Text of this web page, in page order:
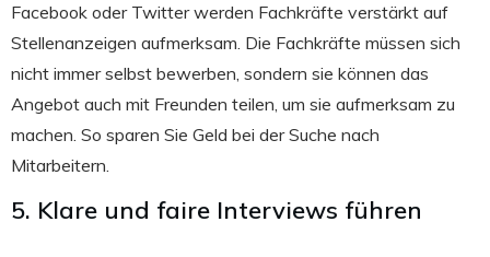
Facebook oder Twitter werden Fachkräfte verstärkt auf
Stellenanzeigen aufmerksam. Die Fachkräfte müssen sich
nicht immer selbst bewerben, sondern sie können das
Angebot auch mit Freunden teilen, um sie aufmerksam zu
machen. So sparen Sie Geld bei der Suche nach
Mitarbeitern.
5. Klare und faire Interviews führen